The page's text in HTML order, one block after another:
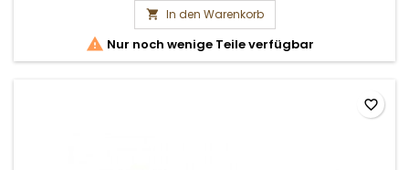
 In den Warenkorb
 Nur noch wenige Teile verfügbar
favorite_border